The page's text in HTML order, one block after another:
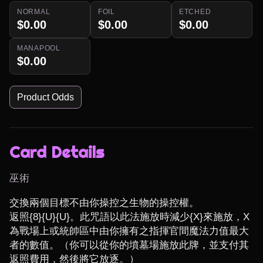
NORMAL
$0.00
FOIL
$0.00
ETCHED
$0.00
MANAPOOL
$0.00
Product Odds
Card Details
巫術
交換兩個目標不由你操控之生物的操控權。
返照{8}{U}{U}。此咒語以此法施放時減少{X}來施放，X
為戰場上或統帥區中由你擁有之指揮官間魔法力值最大
者的數值。（你可以從你的墳墓場施放此牌，並支付其
返照費用，然後將它放逐。）